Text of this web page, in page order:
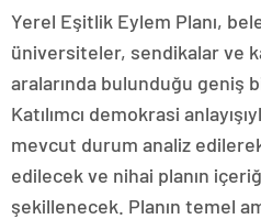
Yerel Eşitlik Eylem Planı,
üniversiteler, sendikalar ve
aralarında bulunduğu geniş
Katılımcı demokrasi
mevcut durum analiz
edilecek ve nihai planın
şekillenecek. Planın temel